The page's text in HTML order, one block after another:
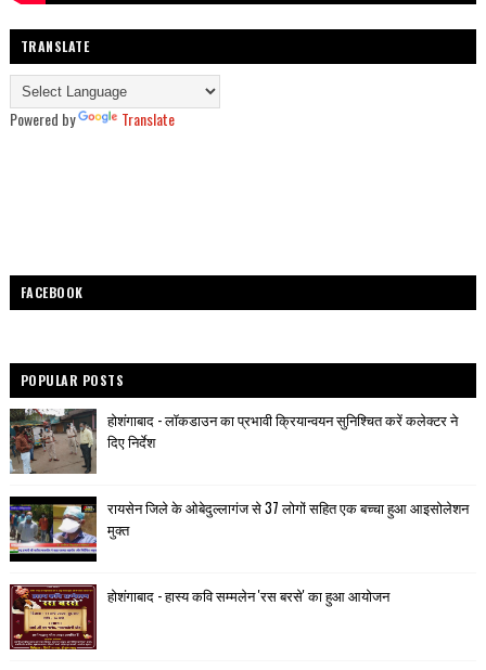
TRANSLATE
Powered by Translate
FACEBOOK
POPULAR POSTS
होशंगाबाद - लॉकडाउन का प्रभावी क्रियान्वयन सुनिश्चित करें कलेक्टर ने
दिए निर्देश
रायसेन जिले के ओबेदुल्लागंज से 37 लोगों सहित एक बच्चा हुआ आइसोलेशन
मुक्त
होशंगाबाद - हास्य कवि सम्मलेन 'रस बरसे' का हुआ आयोजन